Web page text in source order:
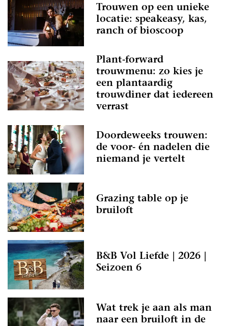
Trouwen op een unieke
locatie: speakeasy, kas,
ranch of bioscoop
Plant-forward
trouwmenu: zo kies je
een plantaardig
trouwdiner dat iedereen
verrast
Doordeweeks trouwen:
de voor- én nadelen die
niemand je vertelt
Grazing table op je
bruiloft
B&B Vol Liefde | 2026 |
Seizoen 6
Wat trek je aan als man
naar een bruiloft in de